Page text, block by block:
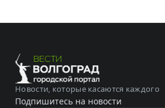
Новости, которые касаются каждого
Подпишитесь на новости